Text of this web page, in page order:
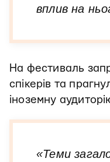
вплив на
На фестиваль
спікерів та
іноземну
«Теми